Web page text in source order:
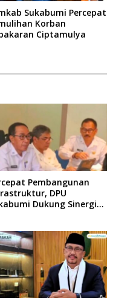
Sukabumi Percepat
Korban
Ciptamulya
Pembangunan
DPU
Dukung Sinergi